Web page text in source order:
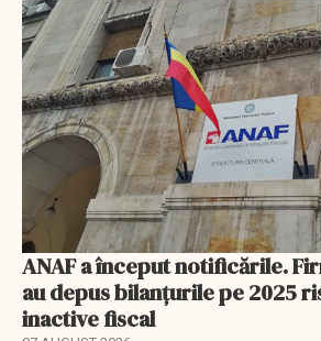
ANAF a început notificările.
au depus bilanțurile pe 2025
inactive fiscal